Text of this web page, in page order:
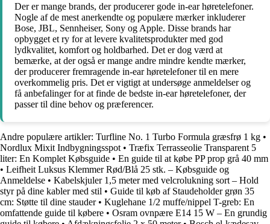
Der er mange brands, der producerer gode in-ear høretelefoner.
Nogle af de mest anerkendte og populære mærker inkluderer
Bose, JBL, Sennheiser, Sony og Apple. Disse brands har
opbygget et ry for at levere kvalitetsprodukter med god
lydkvalitet, komfort og holdbarhed. Det er dog værd at
bemærke, at der også er mange andre mindre kendte mærker,
der producerer fremragende in-ear høretelefoner til en mere
overkommelig pris. Det er vigtigt at undersøge anmeldelser og
få anbefalinger for at finde de bedste in-ear høretelefoner, der
passer til dine behov og præferencer.
Andre populære artikler: Turfline No. 1 Turbo Formula græsfrø 1 kg •
Nordlux Mixit Indbygningsspot • Træfix Terrasseolie Transparent 5
liter: En Komplet Købsguide • En guide til at købe PP prop grå 40 mm
• Leifheit Luksus Klemmer Rød/Blå 25 stk. – Købsguide og
Anmeldelse • Kabelskjuler 1,5 meter med velcrolukning sort – Hold
styr på dine kabler med stil • Guide til køb af Staudeholder grøn 35
cm: Støtte til dine stauder• Kuglehane 1/2 muffe/nippel T-greb: En
omfattende guide til købere • Osram ovnpære E14 15 W – En grundig